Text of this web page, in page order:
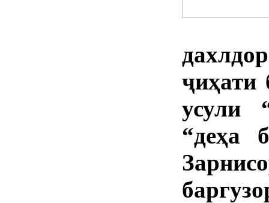
ҷиҳати
усули
“деҳа